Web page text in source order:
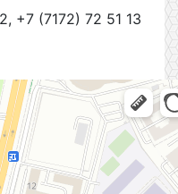
+7 (7172) 72 51 13